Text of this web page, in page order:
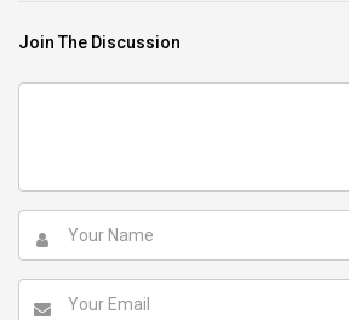
Join The Discussion